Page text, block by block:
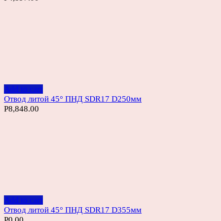
Add to cart
Отвод литой 45° ПНД SDR17 D250мм
Р8,848.00
Add to cart
Отвод литой 45° ПНД SDR17 D355мм